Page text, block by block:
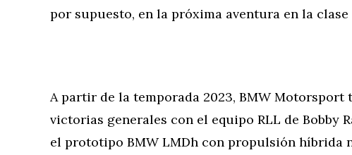
por supuesto, en la próxima aventura en la clase
A partir de la temporada 2023, BMW Motorsport
victorias generales con el equipo RLL de Bobby
el prototipo BMW LMDh con propulsión híbrida